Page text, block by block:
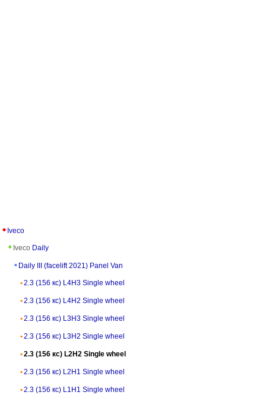
Iveco
Iveco Daily
Daily III (facelift 2021) Panel Van
2.3 (156 кс) L4H3 Single wheel
2.3 (156 кс) L4H2 Single wheel
2.3 (156 кс) L3H3 Single wheel
2.3 (156 кс) L3H2 Single wheel
2.3 (156 кс) L2H2 Single wheel
2.3 (156 кс) L2H1 Single wheel
2.3 (156 кс) L1H1 Single wheel